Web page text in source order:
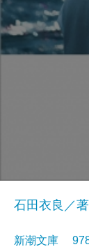
石田衣良／著
新潮文庫